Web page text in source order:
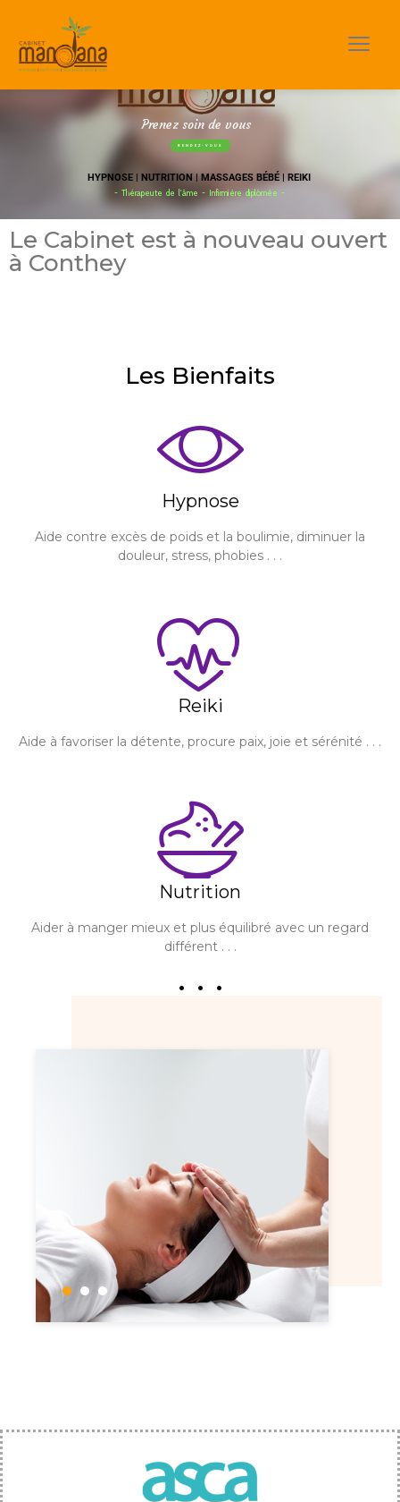
Prenez soin de vous
RENDEZ-VOUS
HYPNOSE | NUTRITION | MASSAGES BÉBÉ | REIKI
- Thérapeute de l'âme - Infirmière diplômée -
Le Cabinet est à nouveau ouvert
à Conthey
Les Bienfaits
Hypnose
Aide contre excès de poids et la boulimie, diminuer la
douleur, stress, phobies . . .
Reiki
Aide à favoriser la détente, procure paix, joie et sérénité . . .
Nutrition
Aider à manger mieux et plus équilibré avec un regard
différent . . .
. . .